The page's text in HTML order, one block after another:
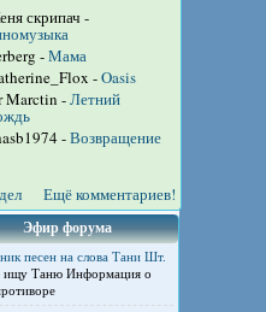
скрипач -
-Мама
-Oasis
Marctin -Летний
-Возвращение
Ещё комментариев!
Эфир форума
песен на слова Тани Шт.
ищу Таню Информация о